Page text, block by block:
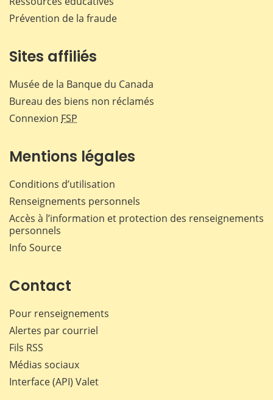
Prévention de la fraude
Sites affiliés
Musée de la Banque du Canada
Bureau des biens non réclamés
Connexion FSP
Mentions légales
Conditions d’utilisation
Renseignements personnels
Accès à l’information et protection des renseignements
personnels
Info Source
Contact
Pour renseignements
Alertes par courriel
Fils RSS
Médias sociaux
Interface (API) Valet